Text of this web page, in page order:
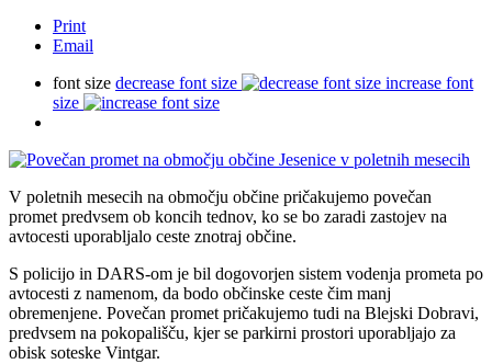
Print
Email
font size decrease font size
increase font
size
V poletnih mesecih na območju občine pričakujemo povečan
promet predvsem ob koncih tednov, ko se bo zaradi zastojev na
avtocesti uporabljalo ceste znotraj občine.
S policijo in DARS-om je bil dogovorjen sistem vodenja prometa po
avtocesti z namenom, da bodo občinske ceste čim manj
obremenjene. Povečan promet pričakujemo tudi na Blejski Dobravi,
predvsem na pokopališču, kjer se parkirni prostori uporabljajo za
obisk soteske Vintgar.